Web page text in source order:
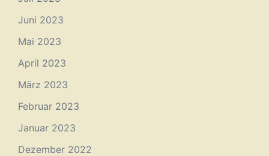
Juni 2023
Mai 2023
April 2023
März 2023
Februar 2023
Januar 2023
Dezember 2022